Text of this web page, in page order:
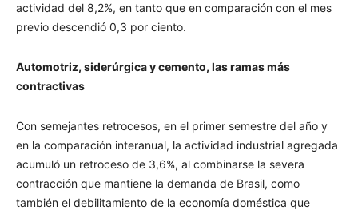
actividad del 8,2%, en tanto que en comparación con el mes
previo descendió 0,3 por ciento.
Automotriz, siderúrgica y cemento, las ramas más
contractivas
Con semejantes retrocesos, en el primer semestre del año y
en la comparación interanual, la actividad industrial agregada
acumuló un retroceso de 3,6%, al combinarse la severa
contracción que mantiene la demanda de Brasil, como
también el debilitamiento de la economía doméstica que